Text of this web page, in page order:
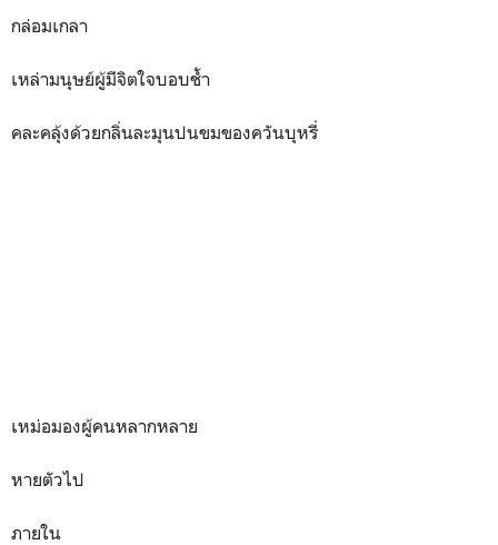
กล่อมเกลา
เหล่ามนุษย์ผู้มีจิตใจบอบช้ำ
คละคลุ้งด้วยกลิ่นละมุนปนขมของควันบุหรี่
เหม่อมองผู้คนหลากหลาย
หายตัวไป
ภายใน